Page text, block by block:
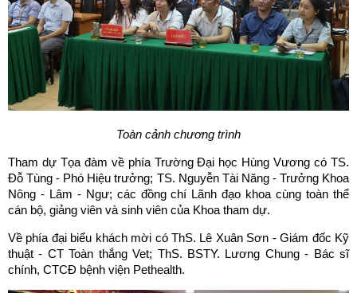
Toàn cảnh chương trình
Tham dự Tọa đàm về phía Trường Đại học Hùng Vương có TS.
Đỗ Tùng - Phó Hiệu trưởng; TS. Nguyễn Tài Năng - Trưởng Khoa
Nông - Lâm - Ngư; các đồng chí Lãnh đạo khoa cùng toàn thể
cán bộ, giảng viên và sinh viên của Khoa tham dự.
Về phía đại biểu khách mời có ThS. Lê Xuân Sơn - Giám đốc Kỹ
thuật - CT Toàn thắng Vet; ThS. BSTY. Lương Chung - Bác sĩ
chính, CTCĐ bệnh viện Pethealth.